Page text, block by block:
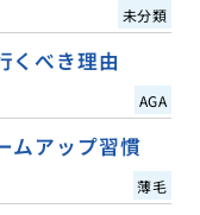
未分類
くべき理由
AGA
ムアップ習慣
薄毛